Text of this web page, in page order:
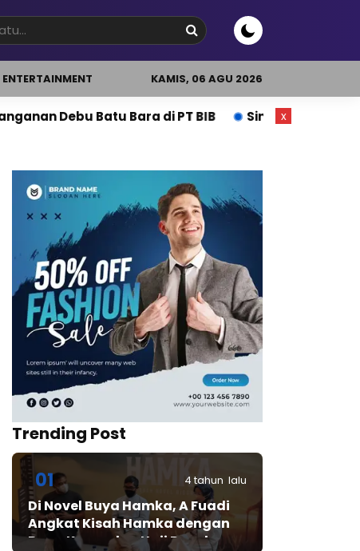
ENTERTAINMENT KAMIS, 06 AGU 2026
Bara di PT BIB Sinergi BAZNAS–BPJS
Trending Post
01 4 tahun lalu
Di Novel Buya Hamka, A Fuadi
Angkat Kisah Hamka dengan
Bung Karno dan Haji Rasul
x